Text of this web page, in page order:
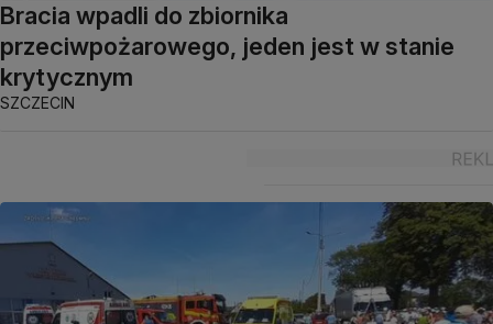
Bracia wpadli do zbiornika
przeciwpożarowego, jeden jest w stanie
krytycznym
SZCZECIN